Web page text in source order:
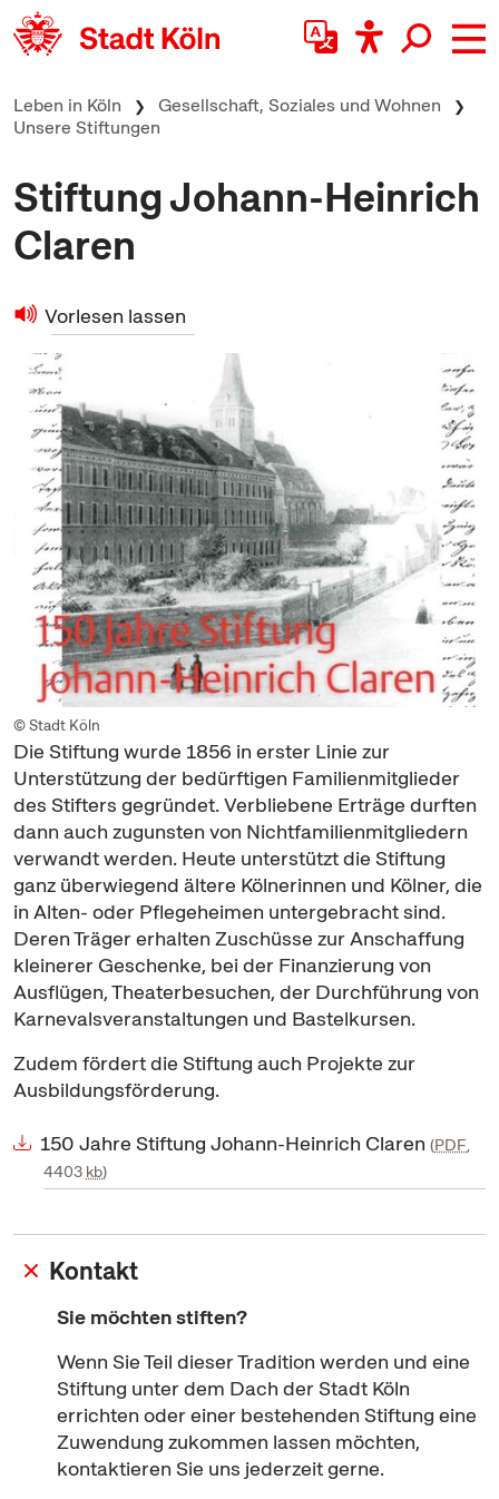
zum Inhalt springen
Leben in Köln
Gesellschaft, Soziales und Wohnen
Unsere Stiftungen
Stiftung Johann-Heinrich
Claren
Vorlesen lassen
© Stadt Köln
Die Stiftung wurde 1856 in erster Linie zur
Unterstützung der bedürftigen Familienmitglieder
des Stifters gegründet. Verbliebene Erträge durften
dann auch zugunsten von Nichtfamilienmitgliedern
verwandt werden. Heute unterstützt die Stiftung
ganz überwiegend ältere Kölnerinnen und Kölner, die
in Alten- oder Pflegeheimen untergebracht sind.
Deren Träger erhalten Zuschüsse zur Anschaffung
kleinerer Geschenke, bei der Finanzierung von
Ausflügen, Theaterbesuchen, der Durchführung von
Karnevalsveranstaltungen und Bastelkursen.
Zudem fördert die Stiftung auch Projekte zur
Ausbildungsförderung.
150 Jahre Stiftung Johann-Heinrich Claren PDF,
4403 kb
Kontakt
Sie möchten stiften?
Wenn Sie Teil dieser Tradition werden und eine
Stiftung unter dem Dach der Stadt Köln
errichten oder einer bestehenden Stiftung eine
Zuwendung zukommen lassen möchten,
kontaktieren Sie uns jederzeit gerne.